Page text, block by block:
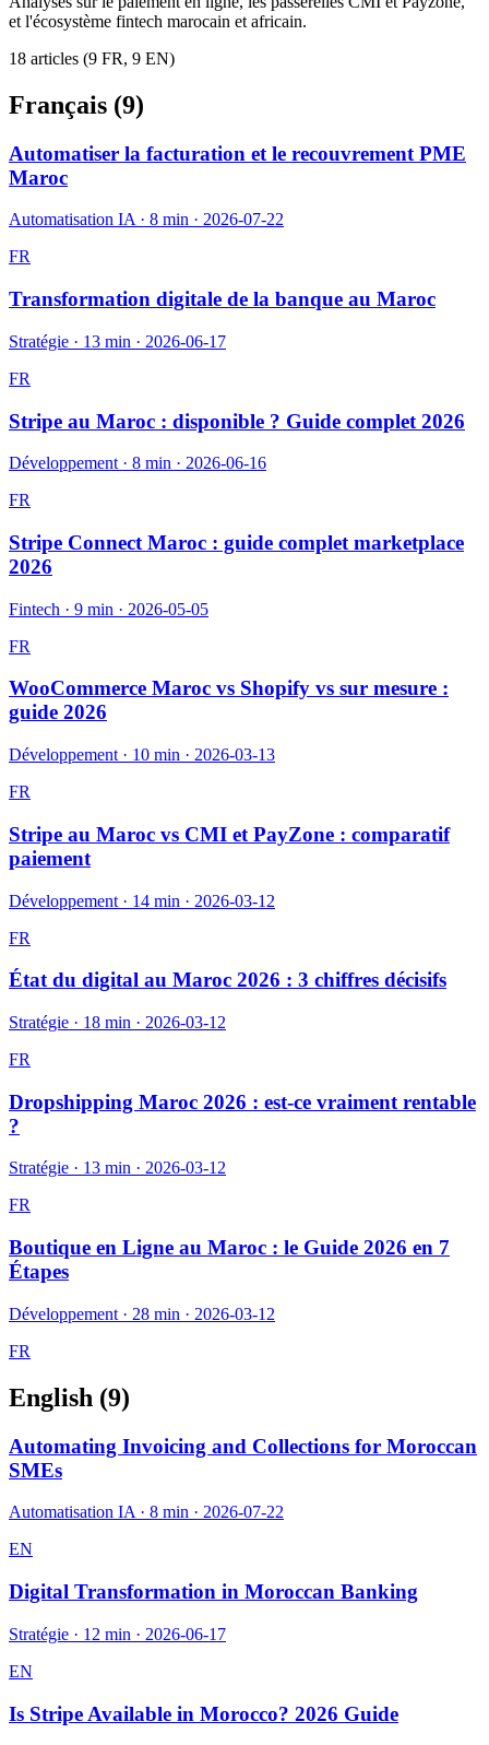
et l'écosystème fintech marocain et africain.
18 articles (9 FR, 9 EN)
Français (9)
Automatiser la facturation et le recouvrement PME
Maroc
Automatisation IA · 8 min · 2026-07-22
FR
Transformation digitale de la banque au Maroc
Stratégie · 13 min · 2026-06-17
FR
Stripe au Maroc : disponible ? Guide complet 2026
Développement · 8 min · 2026-06-16
FR
Stripe Connect Maroc : guide complet marketplace
2026
Fintech · 9 min · 2026-05-05
FR
WooCommerce Maroc vs Shopify vs sur mesure :
guide 2026
Développement · 10 min · 2026-03-13
FR
Stripe au Maroc vs CMI et PayZone : comparatif
paiement
Développement · 14 min · 2026-03-12
FR
État du digital au Maroc 2026 : 3 chiffres décisifs
Stratégie · 18 min · 2026-03-12
FR
Dropshipping Maroc 2026 : est-ce vraiment rentable
?
Stratégie · 13 min · 2026-03-12
FR
Boutique en Ligne au Maroc : le Guide 2026 en 7
Étapes
Développement · 28 min · 2026-03-12
FR
English (9)
Automating Invoicing and Collections for Moroccan
SMEs
Automatisation IA · 8 min · 2026-07-22
EN
Digital Transformation in Moroccan Banking
Stratégie · 12 min · 2026-06-17
EN
Is Stripe Available in Morocco? 2026 Guide